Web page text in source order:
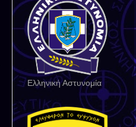
Ελληνική Αστυνομία